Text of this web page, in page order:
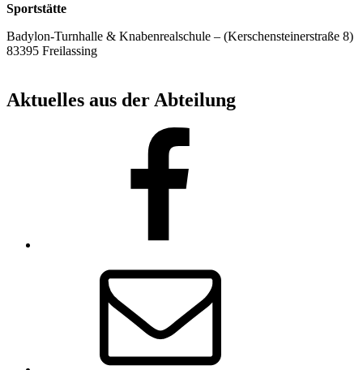
Sportstätte
Badylon-Turnhalle & Knabenrealschule – (Kerschensteinerstraße 8)
83395 Freilassing
Aktuelles aus der Abteilung